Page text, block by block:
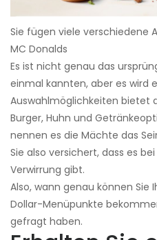
Sie fügen viele verschiedene
MC Donalds
Es ist nicht genau das
einmal kannten, aber es wird
Auswahlmöglichkeiten bietet
Burger, Huhn und
nennen es die Mächte das
Sie also versichert, dass es
Verwirrung gibt.
Also, wann genau können Sie
Dollar-Menüpunkte
gefragt haben.